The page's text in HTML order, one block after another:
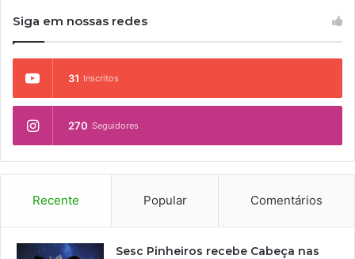
Siga em nossas redes
31 Inscritos
270 Seguidores
Recente Popular Comentários
Sesc Pinheiros recebe Cabeça nas